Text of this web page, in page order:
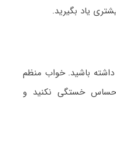
یاد بگیرید.
باشید. خواب منظم
خستگی نکنید و